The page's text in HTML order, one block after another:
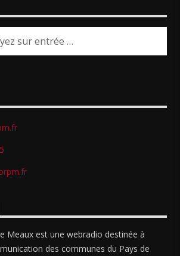
Meaux est une webradio destinée à
des communes du Pays de